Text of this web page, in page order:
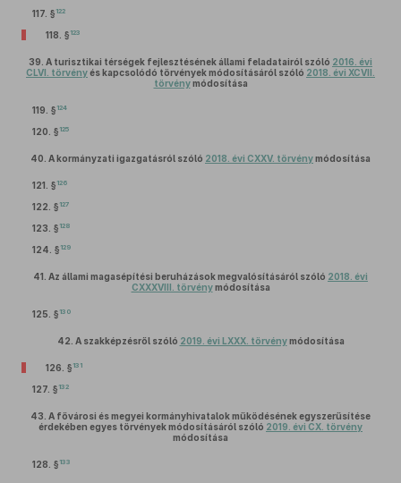
117. § 122
118. § 123
39. A turisztikai térségek fejlesztésének állami feladatairól szóló 2016. évi
CLVI. törvényés kapcsolódó törvények módosításáról szóló 2018. évi XCVII.
törvénymódosítása
119. § 124
120. § 125
40. A kormányzati igazgatásról szóló 2018. évi CXXV. törvénymódosítása
121. § 126
122. § 127
123. § 128
124. § 129
41. Az állami magasépítési beruházások megvalósításáról szóló 2018. évi
CXXXVIII. törvénymódosítása
125. § 130
42. A szakképzésről szóló 2019. évi LXXX. törvénymódosítása
126. § 131
127. § 132
43. A fővárosi és megyei kormányhivatalok működésének egyszerűsítése
érdekében egyes törvények módosításáról szóló 2019. évi CX. törvény
módosítása
128. § 133